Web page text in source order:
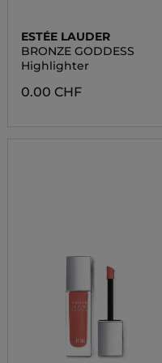
ESTÉE LAUDER
BRONZE GODDESS
Highlighter
0.00 CHF